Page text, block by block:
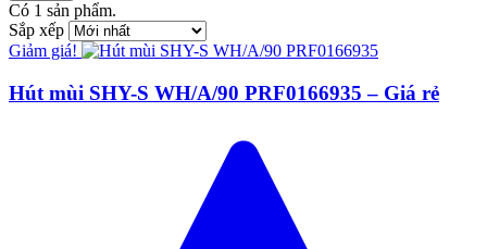
Có 1 sản phẩm.
Sắp xếp
Giảm giá!
Hút mùi SHY-S WH/A/90 PRF0166935 – Giá rẻ